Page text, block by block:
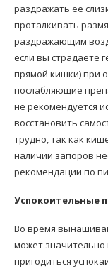
раздражать ее
проталкивать
раздражающим
если вы страдаете
прямой кишки) при
послабляющие
не рекомендуется
восстановить
трудно, так как
наличии запоров
рекомендации по
Успокоительные
Во время
может значительно
пригодиться